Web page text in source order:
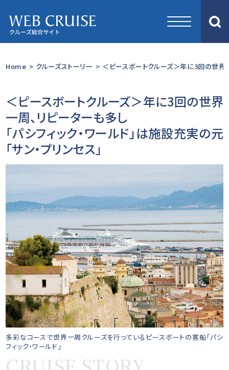
Home > クルーズストーリー > ＜ピースボートクルーズ＞年に3回の世界一
＜ピースボートクルーズ＞年に3回の世界
一周、リピーターも多し
「パシフィック・ワールド」は施設充実の元
「サン・プリンセス」
多彩なコースで世界一周クルーズを行っているピースボートの客船「パシ
フィック・ワールド」